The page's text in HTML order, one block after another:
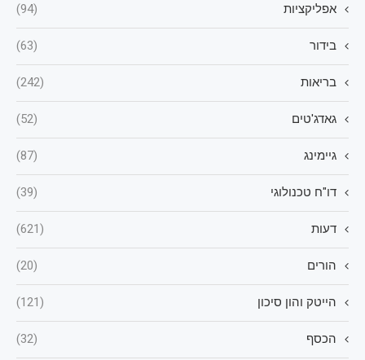
אפליקציות (94)
בידור (63)
בריאות (242)
גאדג'טים (52)
גיימינג (87)
דו"ח טכנולוגי (39)
דעות (621)
הורים (20)
הייטק והון סיכון (121)
הכסף (32)